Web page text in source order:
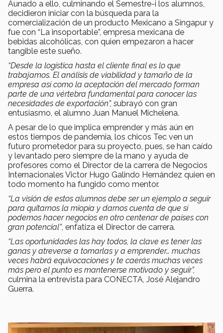
Aunado a ello, culminando el Semestre-i los alumnos,
decidieron iniciar con la búsqueda para la
comercialización de un producto Mexicano a Singapur y
fue con “La insoportable”, empresa mexicana de
bebidas alcohólicas, con quien empezaron a hacer
tangible este sueño.
“Desde la logística hasta el cliente final es lo que
trabajamos. El análisis de viabilidad y tamaño de la
empresa así como la aceptación del mercado forman
parte de una vértebra fundamental para conocer las
necesidades de exportación”, subrayó con gran
entusiasmo, el alumno Juan Manuel Michelena.
A pesar de lo que implica emprender y más aún en
estos tiempos de pandemia, los chicos Tec ven un
futuro prometedor para su proyecto, pues, se han caído
y levantado pero siempre de la mano y ayuda de
profesores como el Director de la carrera de Negocios
Internacionales Victor Hugo Galindo Hernández quien en
todo momento ha fungido como mentor.
“La visión de estos alumnos debe ser un ejemplo a seguir
para quitarnos la miopía y darnos cuenta de que sí
podemos hacer negocios en otro centenar de países con
gran potencial”, enfatiza el Director de carrera.
“Las oportunidades las hay todos, la clave es tener las
ganas y atreverse a tomarlas y a emprender… muchas
veces habrá equivocaciones y te caerás muchas veces
más pero el punto es mantenerse motivado y seguir”,
culmina la entrevista para CONECTA, José Alejandro
Guerra.